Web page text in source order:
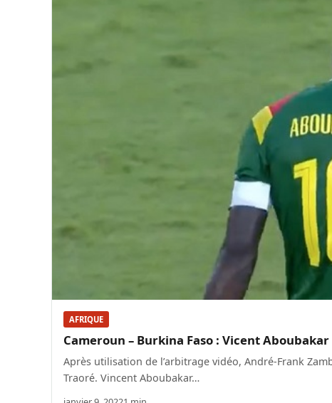
AFRIQUE
Cameroun – Burkina Faso : Vicent
Après utilisation de l’arbitrage vidéo, André-Frank
Traoré. Vincent Aboubakar…